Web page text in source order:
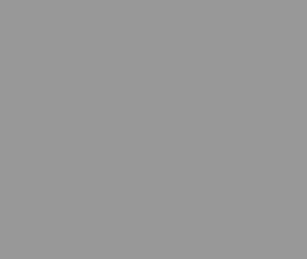
kryssruta